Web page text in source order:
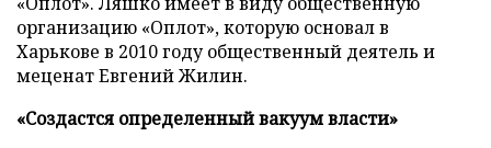
организацию «Оплот», которую основал в
Харькове в 2010 году общественный деятель и
меценат Евгений Жилин.
«Создастся определенный вакуум власти»